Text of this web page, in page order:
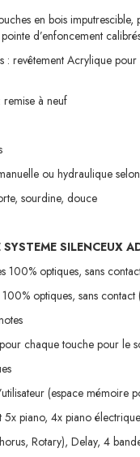
en bois
d’enfoncement
: revêtement Acrylique
à neuf
ou hydraulique
sourdine, douce
SILENCEUX
100% optiques, sans
optiques, sans
chaque touche pour le
(espace mémoire
5x piano, 4x piano
Rotary), Delay, 4